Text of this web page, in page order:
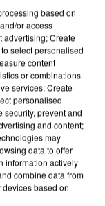
based on
or access
advertising; Create
select personalised
content
or combinations
services; Create
personalised
security, prevent and
and content;
may
data to offer
information actively
combine data from
based on